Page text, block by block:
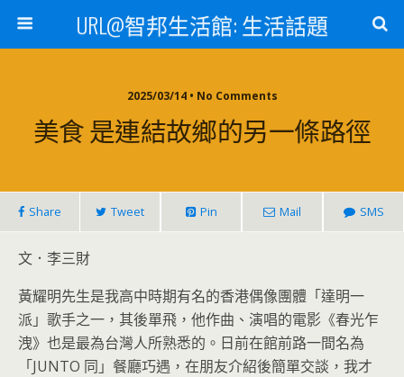
URL@智邦生活館: 生活話題
2025/03/14 • No Comments
美食 是連結故鄉的另一條路徑
Share Tweet Pin Mail SMS
文．李三財
黃耀明先生是我高中時期有名的香港偶像團體「達明一
派」歌手之一，其後單飛，他作曲、演唱的電影《春光乍
洩》也是最為台灣人所熟悉的。日前在館前路一間名為
「JUNTO 同」餐廳巧遇，在朋友介紹後簡單交談，我才